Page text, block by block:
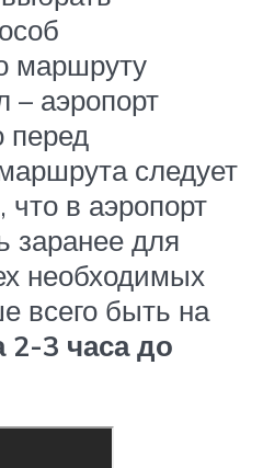
маршруту
– аэропорт
перед
следует
в аэропорт
заранее для
необходимых
всего быть на
2-3 часа до